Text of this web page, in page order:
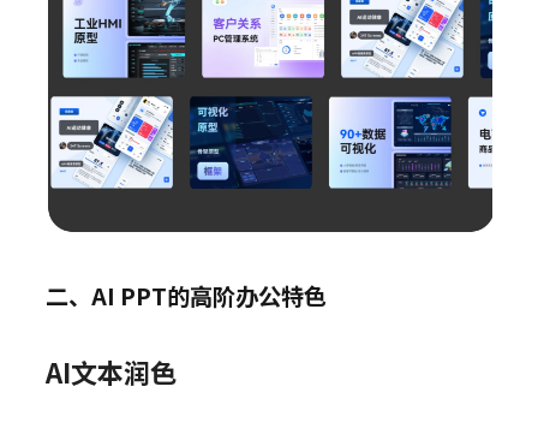
二、AI PPT的高阶办公特色
AI文本润色